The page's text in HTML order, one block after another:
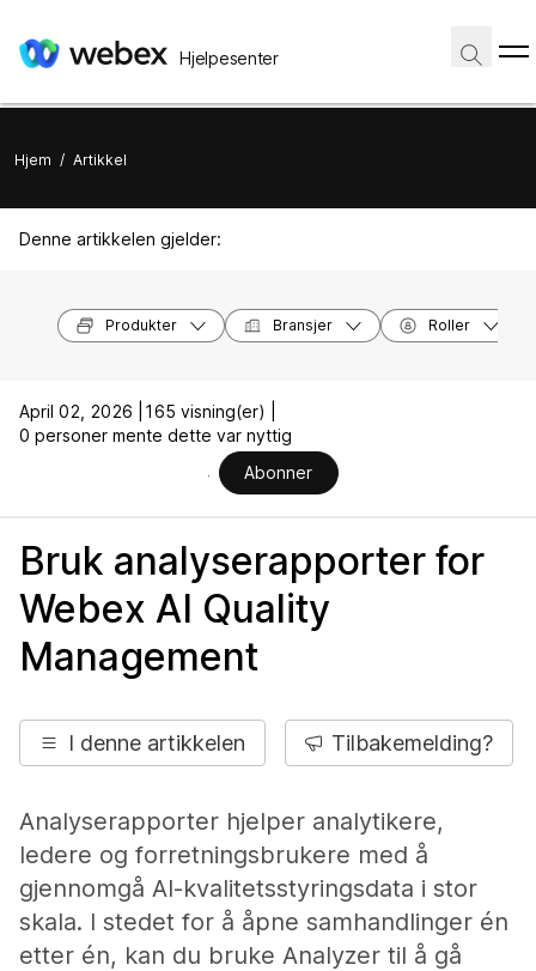
Hjelpesenter
Hjem / Artikkel
Denne artikkelen gjelder:
Produkter Bransjer Roller
April 02, 2026 |
165 visning(er) |
0 personer mente dette var nyttig
Abonner
Bruk analyserapporter for
Webex AI Quality
Management
I denne artikkelen Tilbakemelding?
Analyserapporter hjelper analytikere,
ledere og forretningsbrukere med å
gjennomgå AI-kvalitetsstyringsdata i stor
skala. I stedet for å åpne samhandlinger én
etter én, kan du bruke Analyzer til å gå